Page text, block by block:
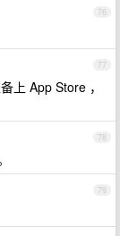
76
77
上 App Store ，
78
79